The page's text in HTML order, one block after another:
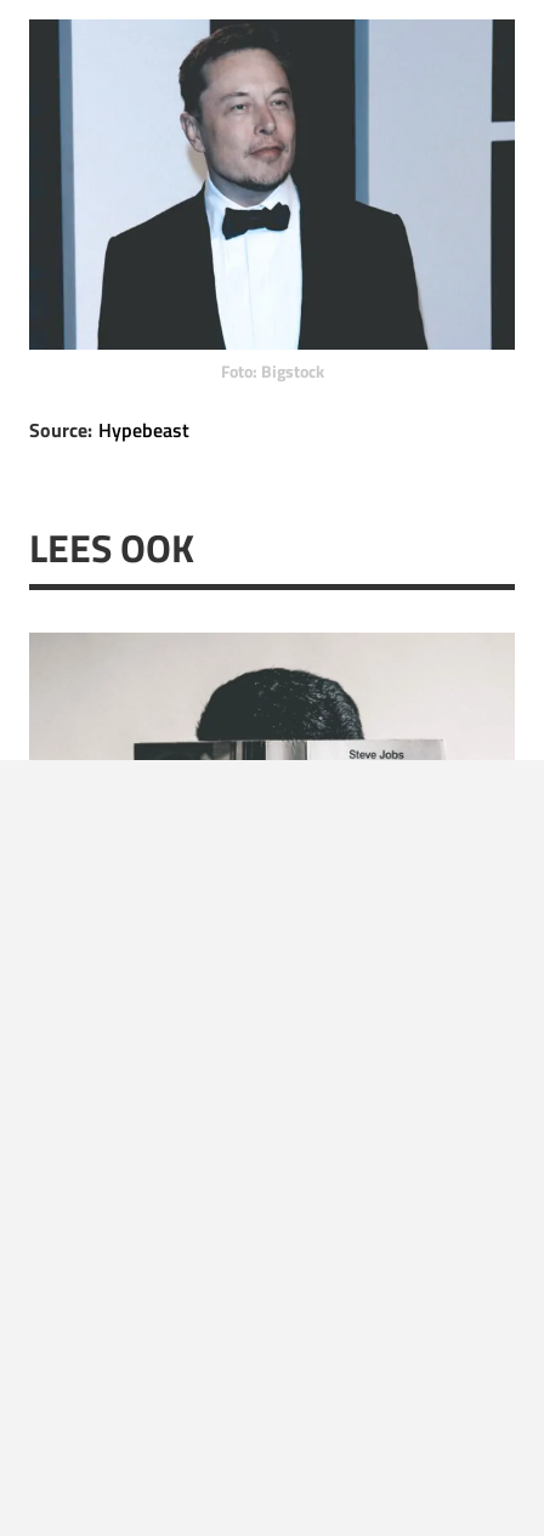
Foto: Bigstock
Source: Hypebeast
LEES OOK